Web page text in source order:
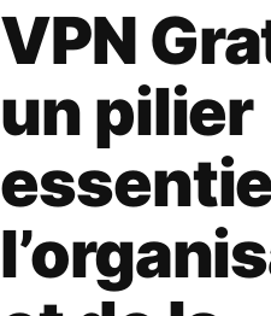
VPN
un pilier